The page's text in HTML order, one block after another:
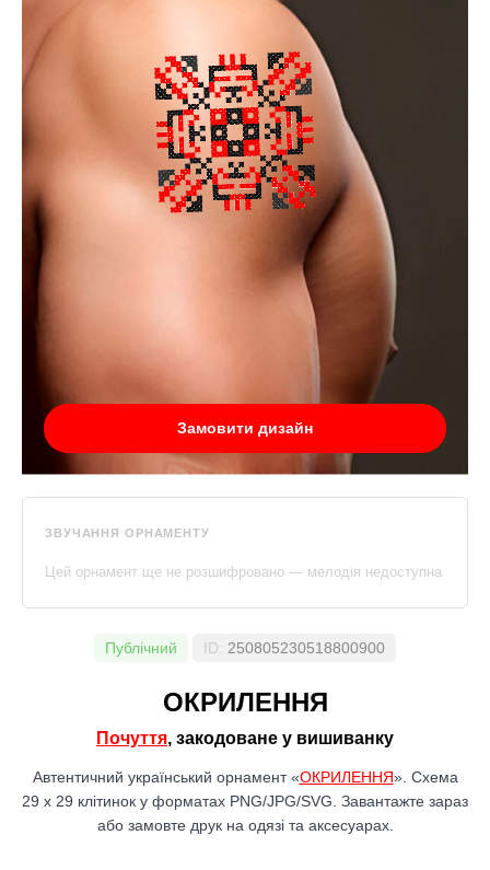
Замовити дизайн
ЗВУЧАННЯ ОРНАМЕНТУ
Цей орнамент ще не розшифровано — мелодія недоступна
Публічний ID: 250805230518800900
ОКРИЛЕННЯ
Почуття, закодоване у вишиванку
Автентичний український орнамент «ОКРИЛЕННЯ». Схема
29 x 29 клітинок у форматах PNG/JPG/SVG. Завантажте зараз
або замовте друк на одязі та аксесуарах.